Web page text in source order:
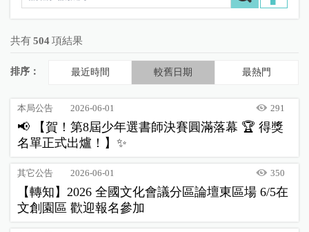
共有 504 項結果
排序： 最近時間 較舊日期 最熱門
本局公告 2026-06-01 291
📢 【賀！第8屆少年選書師決賽圓滿落幕 🏆 得獎
名單正式出爐！】✨
其它公告 2026-06-01 350
【轉知】2026 全國文化會議分區論壇東區場 6/5在
文創園區 歡迎報名參加